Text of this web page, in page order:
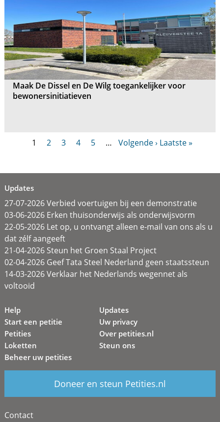
Maak De Dissel en De Wilg toegankelijker voor
bewonersinitiatieven
1 2 3 4 5 … Volgende › Laatste »
Updates
27-07-2026 Verbied voertuigen bij een demonstratie
03-06-2026 Erken thuisonderwijs als onderwijsvorm
22-05-2026 Let op, u ontvangt alleen e-mail van ons als u
dat zélf aangeeft
21-04-2026 Steun het Groen Staal Project
02-04-2026 Geef Tata Steel Nederland geen staatssteun
14-03-2026 Verklaar het Nederlands wegennet als
voltooid
Help
Start een petitie
Petities
Loketten
Beheer uw petities
Updates
Uw privacy
Over petities.nl
Steun ons
Doneer en steun Petities.nl
Contact